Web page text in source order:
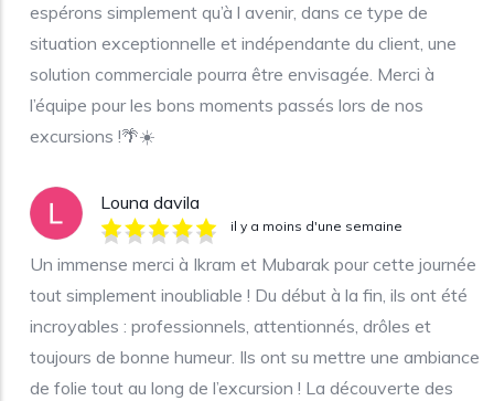
espérons simplement qu’à l avenir, dans ce type de
situation exceptionnelle et indépendante du client, une
solution commerciale pourra être envisagée. Merci à
l’équipe pour les bons moments passés lors de nos
excursions !🌴☀️
Louna davila
il y a moins d'une semaine
Un immense merci à Ikram et Mubarak pour cette journée
tout simplement inoubliable ! Du début à la fin, ils ont été
incroyables : professionnels, attentionnés, drôles et
toujours de bonne humeur. Ils ont su mettre une ambiance
de folie tout au long de l’excursion ! La découverte des